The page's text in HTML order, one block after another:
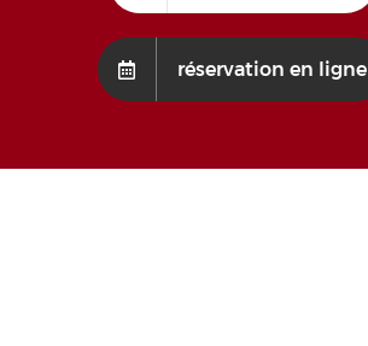
réservation en ligne